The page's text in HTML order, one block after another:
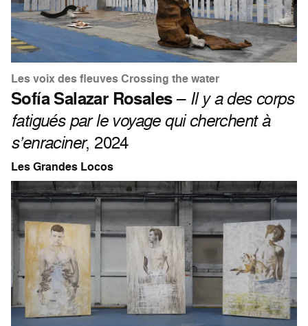
Les voix des fleuves Crossing the water
Sofía Salazar Rosales– Il y a des corps
fatigués par le voyage qui cherchent à
s’enraciner, 2024
Les Grandes Locos